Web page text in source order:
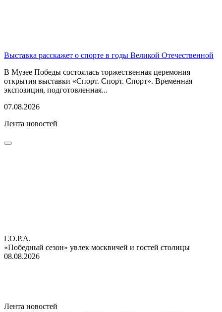
Выставка расскажет о спорте в годы Великой Отечественной
В Музее Победы состоялась торжественная церемония
открытия выставки «Спорт. Спорт. Спорт». Временная
экспозиция, подготовленная...
07.08.2026
Лента новостей
Г.О.Р.А.
«Победный сезон» увлек москвичей и гостей столицы
08.08.2026
Лента новостей